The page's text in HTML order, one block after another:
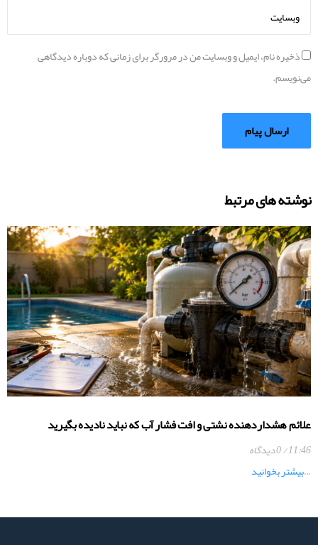
ذخیره نام، ایمیل و وبسایت من در مرورگر برای زمانی که دوباره دیدگاهی
می‌نویسم.
نوشته های مرتبط
علائم هشداردهنده نشتی و افت فشار آب که نباید نادیده بگیرید
11:46 0 دیدگاه
…بیشتر بخوانید